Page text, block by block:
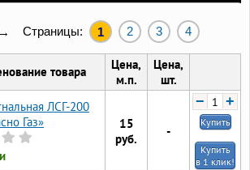
→ Страницы: 1 2 3 4
товара
Цена,
м.п.
Цена,
шт.
ЛСГ-200
Газ»
15
руб.
-
− +
Купить
Купить
в 1 клик!